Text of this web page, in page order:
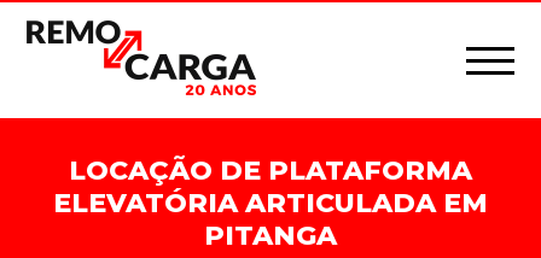
LOCAÇÃO DE PLATAFORMA
ELEVATÓRIA ARTICULADA EM
PITANGA